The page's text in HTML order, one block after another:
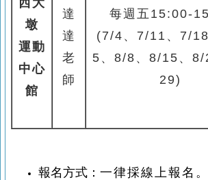
西大
墩
運動
中心
館
達
達
老
師
每週五 15:00-
(7/4、7/11、7/
5、8/8、8/15、8/
29)
報名方式： 一律採線上報名。